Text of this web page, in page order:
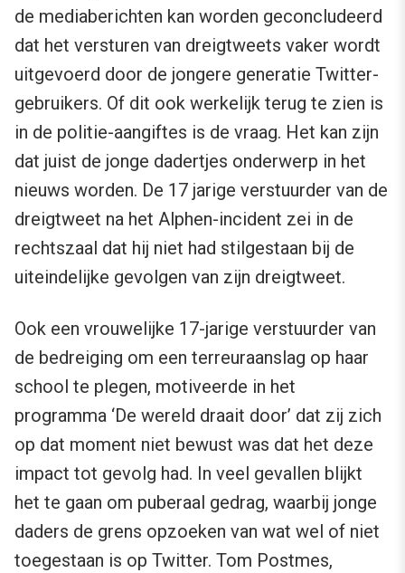
de mediaberichten kan worden geconcludeerd
dat het versturen van dreigtweets vaker wordt
uitgevoerd door de jongere generatie Twitter-
gebruikers. Of dit ook werkelijk terug te zien is
in de politie-aangiftes is de vraag. Het kan zijn
dat juist de jonge dadertjes onderwerp in het
nieuws worden. De 17 jarige verstuurder van de
dreigtweet na het Alphen-incident zei in de
rechtszaal dat hij niet had stilgestaan bij de
uiteindelijke gevolgen van zijn dreigtweet.
Ook een vrouwelijke 17-jarige verstuurder van
de bedreiging om een terreuraanslag op haar
school te plegen, motiveerde in het
programma ‘De wereld draait door’ dat zij zich
op dat moment niet bewust was dat het deze
impact tot gevolg had. In veel gevallen blijkt
het te gaan om puberaal gedrag, waarbij jonge
daders de grens opzoeken van wat wel of niet
toegestaan is op Twitter. Tom Postmes,